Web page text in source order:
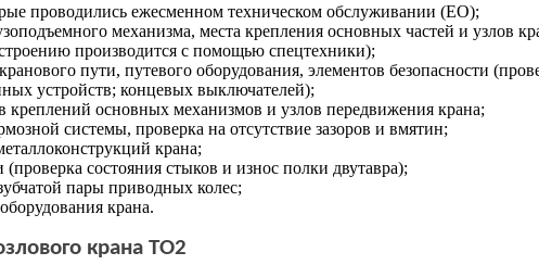
проводились ежесменном техническом обслуживании (ЕО);
механизма, места крепления основных частей и узлов
производится с помощью спецтехники);
пути, путевого оборудования, элементов безопасности
устройств; концевых выключателей);
креплений основных механизмов и узлов передвижения крана;
системы, проверка на отсутствие зазоров и вмятин;
крана;
(проверка состояния стыков и износ полки двутавра);
пары приводных колес;
крана.
крана ТО2